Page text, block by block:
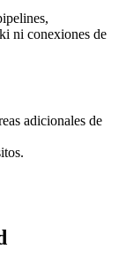
ni conexiones de
adicionales de